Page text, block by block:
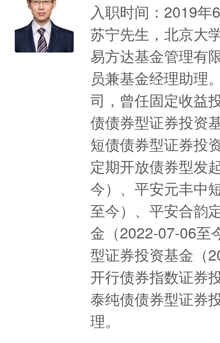
入职时间：2019年
苏宁先生，北京大
易方达基金管理有
员兼基金经理助理
司，曾任固定收益
债债券型证券投资
短债债券型证券投
定期开放债券型发
今）、平安元丰中
至今）、平安合韵
金（2022-07-06至
型证券投资基金（
开行债券指数证券
泰纯债债券型证券
理。